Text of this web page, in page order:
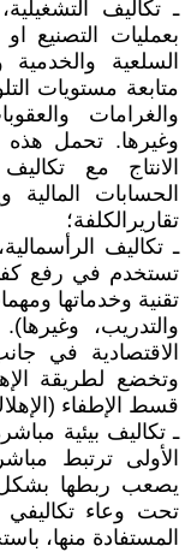
ـ تكاليف
بعمليات التصنيع
السلعية
متابعة مستويات
والغرامات
وغيرها. تحمل هذه
الانتاج مع
الحسابات
تقاريرالكلفة؛
ـ تكاليف
تستخدم في رفع
تقنية وخدماتها
والتدريب،
الاقتصادية في
وتخضع لطريقة
قسط الإطفاء
ـ تكاليف بيئية
الأولى ترتبط
يصعب ربطها
تحت وعاء تكاليفي
المستفادة منها،